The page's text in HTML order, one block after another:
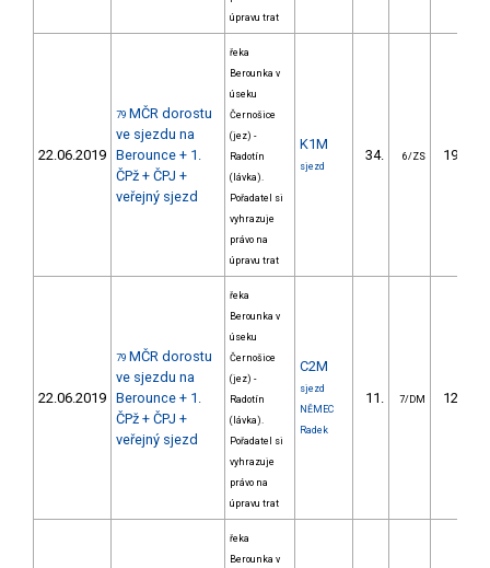
úpravu trat
22.06.2019
79 MČR dorostu
ve sjezdu na
Berounce + 1.
ČPž + ČPJ +
veřejný sjezd
řeka
Berounka v
úseku
Černošice
(jez) -
Radotín
(lávka).
Pořadatel si
vyhrazuje
právo na
úpravu trat
K1M
sjezd
34. 6/ZS 192.58
22.06.2019
79 MČR dorostu
ve sjezdu na
Berounce + 1.
ČPž + ČPJ +
veřejný sjezd
řeka
Berounka v
úseku
Černošice
(jez) -
Radotín
(lávka).
Pořadatel si
vyhrazuje
právo na
úpravu trat
C2M
sjezd
NĚMEC
Radek
11. 7/DM 126.52
řeka
Berounka v